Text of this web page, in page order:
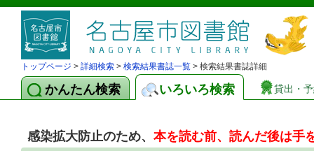
トップページ > 詳細検索 > 検索結果書誌一覧 > 検索結果書誌詳細
かんたん検索 いろいろ検索 貸出・
感染拡大防止のため、本を読む前、読んだ後は手